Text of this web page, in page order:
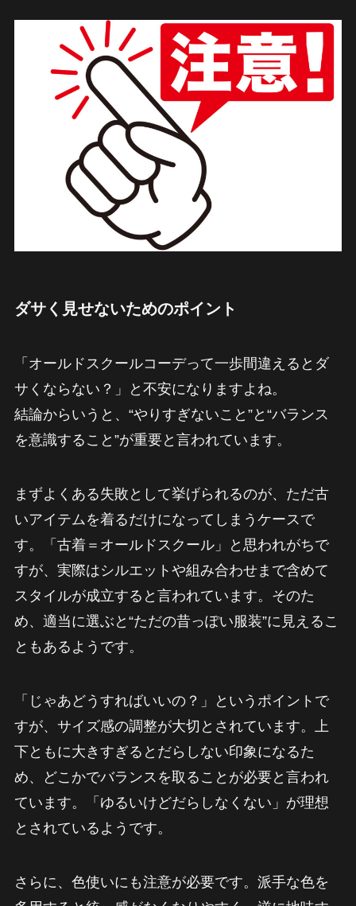
ダサく見せないためのポイント
「オールドスクールコーデって一歩間違えるとダ
サくならない？」と不安になりますよね。
結論からいうと、“やりすぎないこと”と“バランス
を意識すること”が重要と言われています。
まずよくある失敗として挙げられるのが、ただ古
いアイテムを着るだけになってしまうケースで
す。「古着＝オールドスクール」と思われがちで
すが、実際はシルエットや組み合わせまで含めて
スタイルが成立すると言われています。そのた
め、適当に選ぶと“ただの昔っぽい服装”に見えるこ
ともあるようです。
「じゃあどうすればいいの？」というポイントで
すが、サイズ感の調整が大切とされています。上
下ともに大きすぎるとだらしない印象になるた
め、どこかでバランスを取ることが必要と言われ
ています。「ゆるいけどだらしなくない」が理想
とされているようです。
さらに、色使いにも注意が必要です。派手な色を